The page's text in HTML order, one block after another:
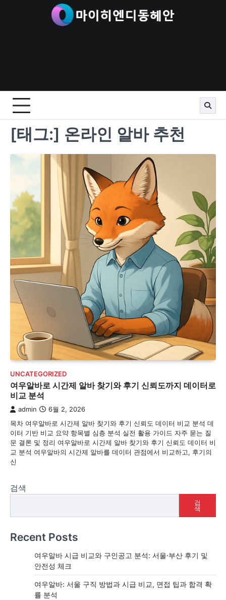
[태그:] 온라인 알바 추천
UNCATEGORIZED
여우알바로 시간제 알바 찾기와 후기 신뢰도까지 데이터로
비교 분석
admin 6월 2, 2026
목차 여우알바로 시간제 알바 찾기와 후기 신뢰도 데이터 비교 분석 데
이터 기반 비교 요약 항목별 심층 분석 실전 활용 가이드 자주 묻는 질
문 결론 및 정리 여우알바로 시간제 알바 찾기와 후기 신뢰도 데이터 비
교 분석 여우알바의 시간제 알바를 데이터 관점에서 비교하고, 후기의
신
검색
검
색
Recent Posts
여우알바 시급 비교와 구인공고 분석: 서울·부산 후기 및
안전성 체크
여우알바: 서울 구직 방법과 시급 비교, 면접 팁과 합격 확
률 분석